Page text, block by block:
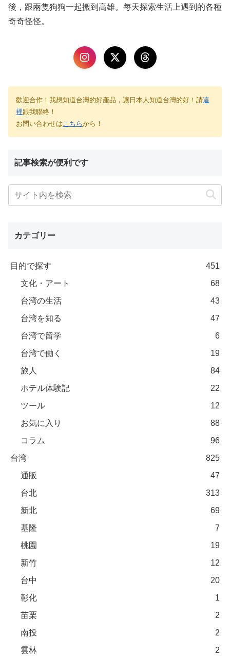
後，跟兩隻狗狗一起搬到高雄。每天探索生活上遇到的各種
奇奇怪怪。
歡迎合作！我想知道台灣的好產品，讓日本人知道台灣的好！請這
裡跟我聯絡！
お問い合わせは こちらから！
記事検索が便利です
カテゴリー
目的で探す
451
文化・アート
68
台湾の生活
43
台湾を知る
47
台湾で留学
6
台湾で働く
19
旅人
84
ホテル体験記
22
ツール
12
お気に入り
88
コラム
96
台湾
825
通販
47
台北
313
新北
69
基隆
7
桃園
19
新竹
12
台中
20
彰化
1
苗栗
2
南投
2
雲林
2